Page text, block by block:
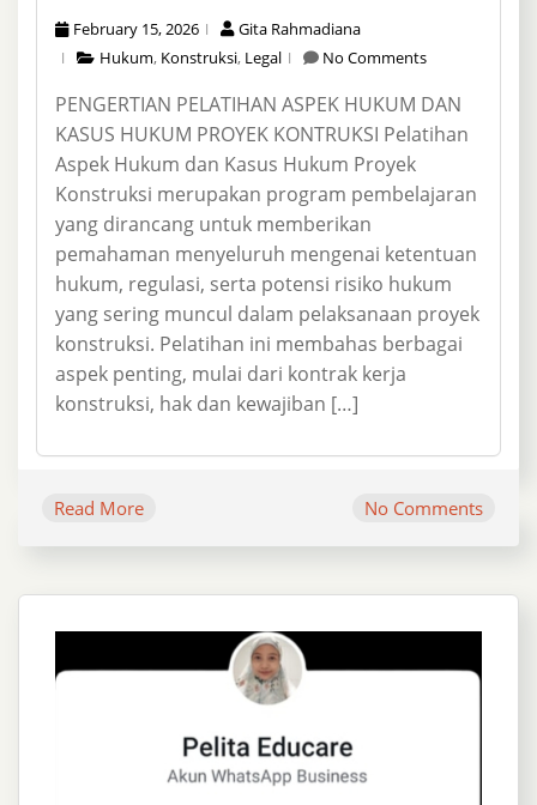
February 15, 2026
Gita Rahmadiana
Hukum, Konstruksi, Legal No Comments
PENGERTIAN PELATIHAN ASPEK HUKUM DAN
KASUS HUKUM PROYEK KONTRUKSI Pelatihan
Aspek Hukum dan Kasus Hukum Proyek
Konstruksi merupakan program pembelajaran
yang dirancang untuk memberikan
pemahaman menyeluruh mengenai ketentuan
hukum, regulasi, serta potensi risiko hukum
yang sering muncul dalam pelaksanaan proyek
konstruksi. Pelatihan ini membahas berbagai
aspek penting, mulai dari kontrak kerja
konstruksi, hak dan kewajiban […]
Read More No Comments